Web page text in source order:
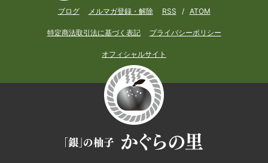
ブログ メルマガ登録・解除 RSS / ATOM
特定商法取引法に基づく表記 プライバシーポリシー
オフィシャルサイト